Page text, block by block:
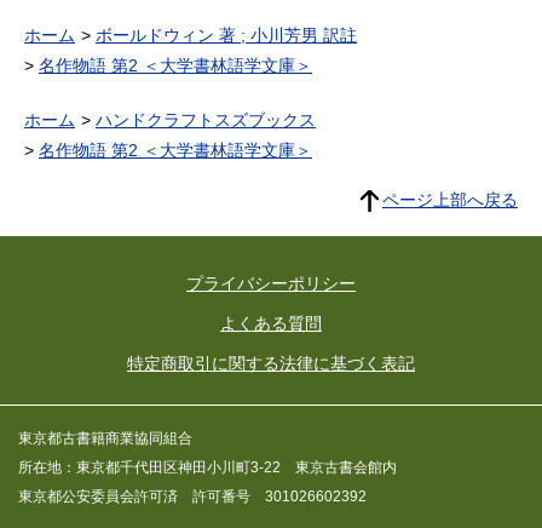
ホーム
ボールドウィン 著 ; 小川芳男 訳註
名作物語 第2 ＜大学書林語学文庫＞
ホーム
ハンドクラフトスズブックス
名作物語 第2 ＜大学書林語学文庫＞
ページ上部へ戻る
プライバシーポリシー
よくある質問
特定商取引に関する法律に基づく表記
東京都古書籍商業協同組合
所在地：東京都千代田区神田小川町3-22 東京古書会館内
東京都公安委員会許可済 許可番号 301026602392